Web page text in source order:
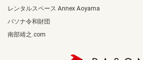
レンタルスペース Annex Aoyama
パソナ令和財団
南部靖之.com